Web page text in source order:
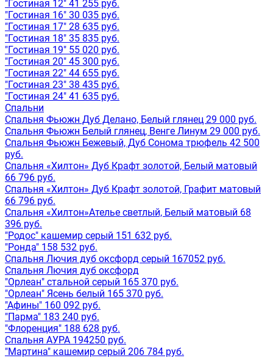
"Гостиная 12" 41 255 руб.
"Гостиная 16" 30 035 руб.
"Гостиная 17" 28 635 руб.
"Гостиная 18" 35 835 руб.
"Гостиная 19" 55 020 руб.
"Гостиная 20" 45 300 руб.
"Гостиная 22" 44 655 руб.
"Гостиная 23" 38 435 руб.
"Гостиная 24" 41 635 руб.
Спальни
Спальня Фьюжн Дуб Делано, Белый глянец 29 000 руб.
Спальня Фьюжн Белый глянец, Венге Линум 29 000 руб.
Спальня Фьюжн Бежевый, Дуб Сонома трюфель 42 500
руб.
Спальня «Хилтон» Дуб Крафт золотой, Белый матовый
66 796 руб.
Спальня «Хилтон» Дуб Крафт золотой, Графит матовый
66 796 руб.
Спальня «Хилтон»Ателье светлый, Белый матовый 68
396 руб.
"Родос" кашемир серый 151 632 руб.
"Ронда" 158 532 руб.
Спальня Лючия дуб оксфорд серый 167052 руб.
Спальня Лючия дуб оксфорд
"Орлеан" стальной серый 165 370 руб.
"Орлеан" Ясень белый 165 370 руб.
"Афины" 160 092 руб.
"Парма" 183 240 руб.
"Флоренция" 188 628 руб.
Спальня АУРА 194250 руб.
"Мартина" кашемир серый 206 784 руб.